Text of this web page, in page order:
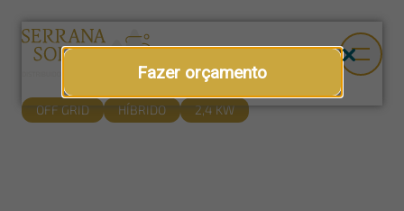
Fazer orçamento
OFF GRID HÍBRIDO 2,4 KW